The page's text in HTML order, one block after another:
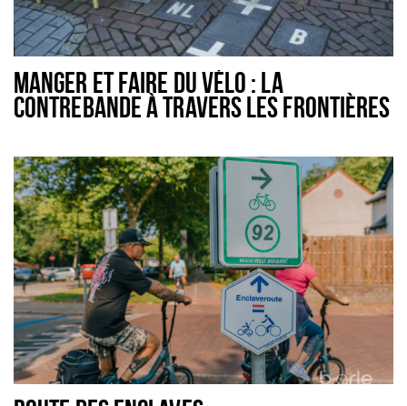
MANGER ET FAIRE DU VÉLO : LA
CONTREBANDE À TRAVERS LES FRONTIÈRES